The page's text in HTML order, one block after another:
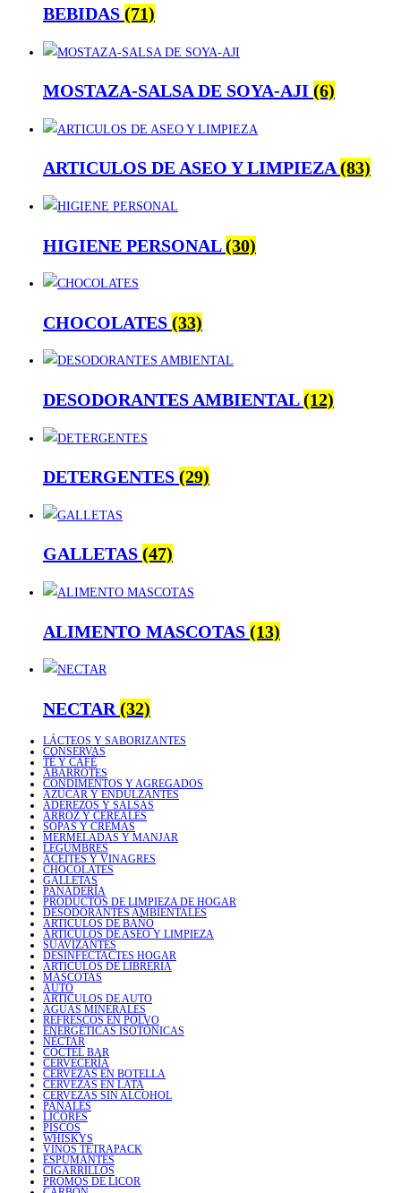
BEBIDAS (71)
MOSTAZA-SALSA DE SOYA-AJI (6)
ARTICULOS DE ASEO Y LIMPIEZA(83)
HIGIENE PERSONAL(30)
CHOCOLATES (33)
DESODORANTES AMBIENTAL(12)
DETERGENTES (29)
GALLETAS (47)
ALIMENTO MASCOTAS (13)
NECTAR (32)
LÁCTEOS Y SABORIZANTES
CONSERVAS
TÉ Y CAFÉ
ABARROTES
CONDIMENTOS Y AGREGADOS
AZÚCAR Y ENDULZANTES
ADEREZOS Y SALSAS
ARROZ Y CEREALES
SOPAS Y CREMAS
MERMELADAS Y MANJAR
LEGUMBRES
ACEITES Y VINAGRES
CHOCOLATES
GALLETAS
PANADERÍA
PRODUCTOS DE LIMPIEZA DE HOGAR
DESODORANTES AMBIENTALES
ARTICULOS DE BAÑO
ARTICULOS DE ASEO Y LIMPIEZA
SUAVIZANTES
DESINFECTACTES HOGAR
ARTICULOS DE LIBRERIA
MASCOTAS
AUTO
ARTICULOS DE AUTO
AGUAS MINERALES
REFRESCOS EN POLVO
ENERGÉTICAS ISOTÓNICAS
NÉCTAR
COCTEL BAR
CERVECERÍA
CERVEZAS EN BOTELLA
CERVEZAS EN LATA
CERVEZAS SIN ALCOHOL
PAÑALES
LICORES
PISCOS
WHISKYS
VINOS TETRAPACK
ESPUMANTES
CIGARRILLOS
PROMOS DE LICOR